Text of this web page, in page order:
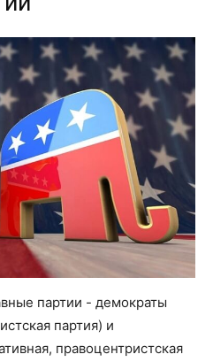
партии - демократы
партия) и
правоцентристская